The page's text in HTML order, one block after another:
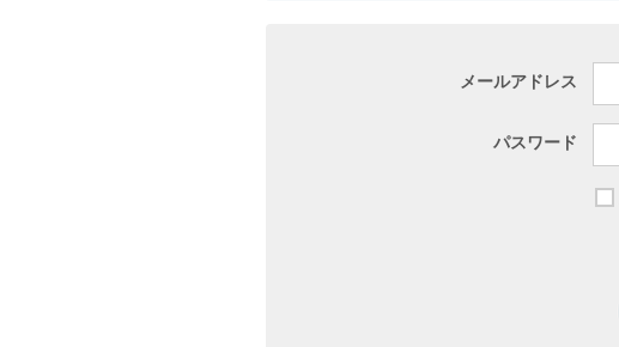
メールアドレス
パスワード